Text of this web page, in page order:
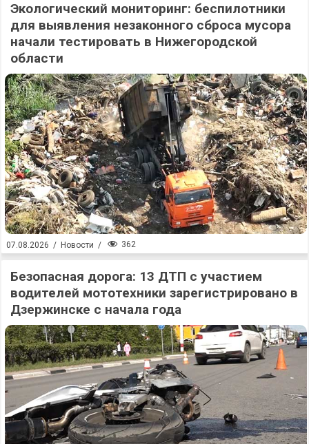
Экологический мониторинг: беспилотники
для выявления незаконного сброса мусора
начали тестировать в Нижегородской
области
07.08.2026 / Новости / 362
Безопасная дорога: 13 ДТП с участием
водителей мототехники зарегистрировано в
Дзержинске с начала года